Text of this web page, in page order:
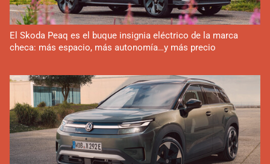
El Skoda Peaq es el buque insignia eléctrico de la marca
checa: más espacio, más autonomía…y más precio